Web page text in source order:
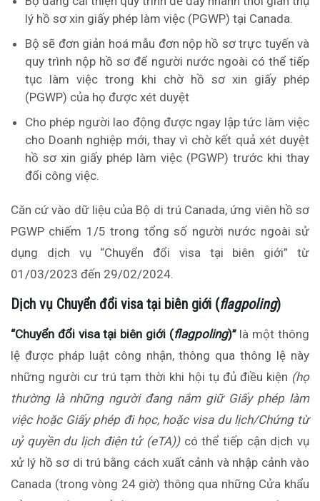
lý hồ sơ xin giấy phép làm việc (PGWP) tại Canada.
Bộ sẽ đơn giản hoá mẫu đơn nộp hồ sơ trực tuyến và
quy trình nộp hồ sơ để người nước ngoài có thể tiếp
tục làm việc trong khi chờ hồ sơ xin giấy phép
(PGWP) của họ được xét duyệt
Cho phép người lao động được ngay lập tức làm việc
cho Doanh nghiệp mới, thay vì chờ kết quả xét duyệt
hồ sơ xin giấy phép làm việc (PGWP) trước khi thay
đổi công việc.
Căn cứ vào dữ liệu của Bộ di trú Canada, ứng viên hồ sơ
PGWP chiếm 1/5 trong tổng số người nước ngoài sử
dụng dịch vụ “Chuyển đổi visa tại biên giới” từ
01/03/2023 đến 29/02/2024.
Dịch vụ Chuyển đổi visa tại biên giới (flagpoling)
“Chuyển đổi visa tại biên giới (flagpoling)”là một thông
lệ được pháp luật công nhận, thông qua thông lệ này
những người cư trú tạm thời khi hội tụ đủ điều kiện (họ
thường là những người đang nắm giữ Giấy phép làm
việc hoặc Giấy phép đi học, hoặc visa du lịch/Chứng từ
uỷ quyền du lịch điện tử (eTA))có thể tiếp cận dịch vụ
xử lý hồ sơ di trú bằng cách xuất cảnh và nhập cảnh vào
Canada (trong vòng 24 giờ) thông qua những Cửa khẩu